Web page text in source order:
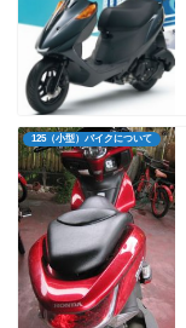
125（小型）バイクについて